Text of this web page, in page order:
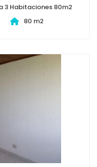
3 Habitaciones 80m2
80 m2